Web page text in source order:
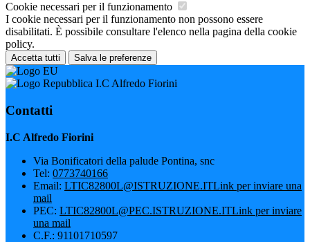
Cookie necessari per il funzionamento
I cookie necessari per il funzionamento non possono essere
disabilitati. È possibile consultare l'elenco nella pagina della cookie
policy.
Accetta tutti Salva le preferenze
I.C Alfredo Fiorini
Contatti
I.C Alfredo Fiorini
Via Bonificatori della palude Pontina, snc
Tel: 0773740166
Email: LTIC82800L@ISTRUZIONE.ITLink per inviare una
mail
PEC: LTIC82800L@PEC.ISTRUZIONE.ITLink per inviare
una mail
C.F.: 91101710597